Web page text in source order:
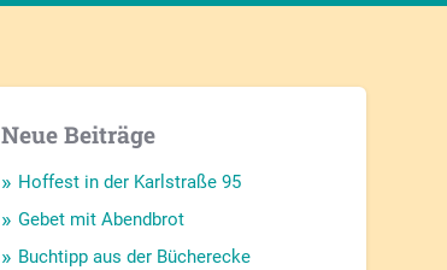
Neue Beiträge
Hoffest in der Karlstraße 95
Gebet mit Abendbrot
Buchtipp aus der Bücherecke